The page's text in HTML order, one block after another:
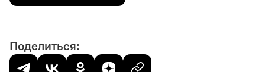
Поделиться: